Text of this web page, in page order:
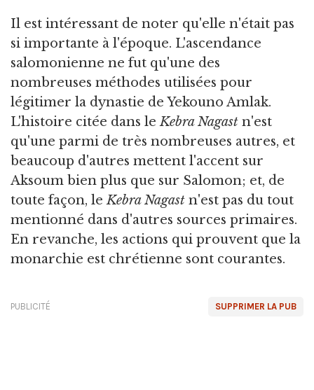
Il est intéressant de noter qu'elle n'était pas
si importante à l'époque. L'ascendance
salomonienne ne fut qu'une des
nombreuses méthodes utilisées pour
légitimer la dynastie de Yekouno Amlak.
L'histoire citée dans leKebra Nagast n'est
qu'une parmi de très nombreuses autres, et
beaucoup d'autres mettent l'accent sur
Aksoum bien plus que sur Salomon; et, de
toute façon, leKebra Nagast n'est pas du tout
mentionné dans d'autres sources primaires.
En revanche, les actions qui prouvent que la
monarchie est chrétienne sont courantes.
SUPPRIMER LA PUB
PUBLICITÉ